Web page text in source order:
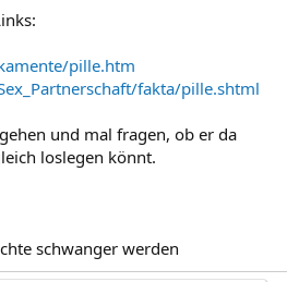
pille.htm
fakta/pille.shtml
und mal fragen, ob er da
loslegen könnt.
schwanger werden